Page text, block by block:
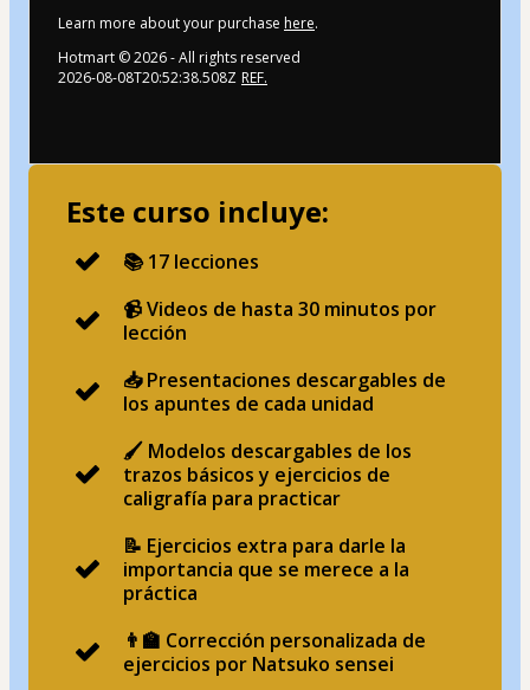
Learn more about your purchase here.
Hotmart ©2026- All rights reserved
2026-08-08T20:52:38.508Z REF.
Este curso incluye:
📚 17 lecciones
📹 Videos de hasta 30 minutos por
lección
📥 Presentaciones descargables de
los apuntes de cada unidad
🖌 Modelos descargables de los
trazos básicos y ejercicios de
caligrafía para practicar
📝 Ejercicios extra para darle la
importancia que se merece a la
práctica
👨‍🏫 Corrección personalizada de
ejercicios por Natsuko sensei